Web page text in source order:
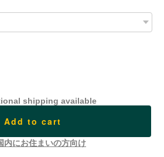
shipping available
Add to cart
内にお住まいの方向け